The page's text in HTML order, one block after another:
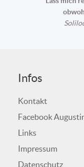
Infos
Kontakt
Facebook
Links
Impressum
Datenschutz